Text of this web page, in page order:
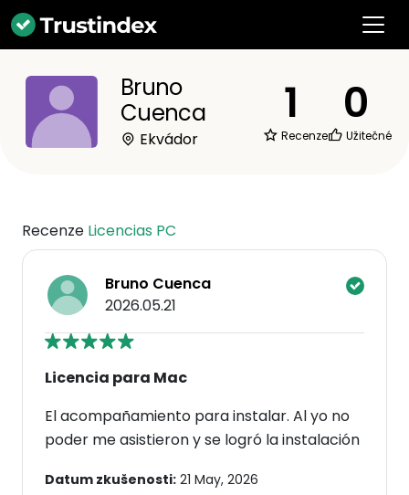
Bruno
Cuenca
Ekvádor
1
Recenze
0
Užitečné
Recenze Licencias PC
Bruno Cuenca
2026.05.21
Licencia para Mac
El acompañamiento para instalar. Al yo no
poder me asistieron y se logró la instalación
Datum zkušenosti: 21 May, 2026